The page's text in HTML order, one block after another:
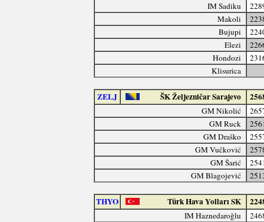
IM Sadiku
Makoli
Bujupi
Elezi
Hondozi
Klisurica
ZELJ ŠK Željezničar Sarajevo
GM Nikolić
GM Ruck
GM Draško
GM Vučković
GM Šarić
GM Blagojević
THYO Türk Hava Yolları SK
IM Haznedaroğlu